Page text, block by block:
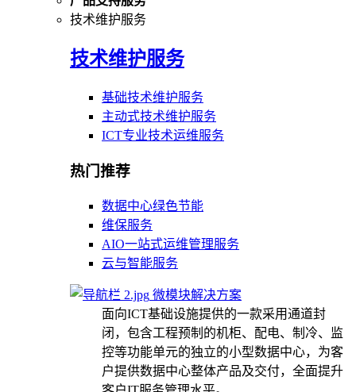
技术维护服务
技术维护服务
基础技术维护服务
主动式技术维护服务
ICT专业技术运维服务
热门推荐
数据中心绿色节能
维保服务
AIO一站式运维管理服务
云与智能服务
微模块解决方案
面向ICT基础设施提供的一款采用通道封
闭，包含工程预制的机柜、配电、制冷、监
控等功能单元的独立的小型数据中心，为客
户提供数据中心整体产品及交付，全面提升